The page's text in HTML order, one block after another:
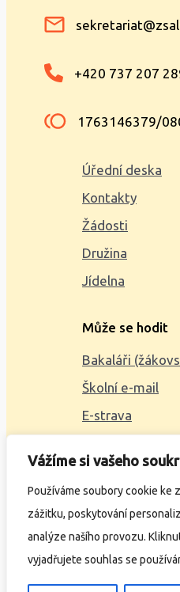
Vážíme si vašeho
Používáme soubory cookie ke
zážitku, poskytování
analýze našího provozu.
vyjadřujete souhlas se
+420 737 207
1763146379/
Úřední deska
Kontakty
Žádosti
Družina
Jídelna
Může se hodit
Bakaláři
Školní e-mail
E-strava
2023 © ZŠ Alšova,
Ochrana osobních
Prohlášení o